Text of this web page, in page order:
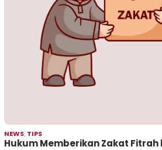
NEWS, TIPS
Hukum Memberikan Zakat Fitrah